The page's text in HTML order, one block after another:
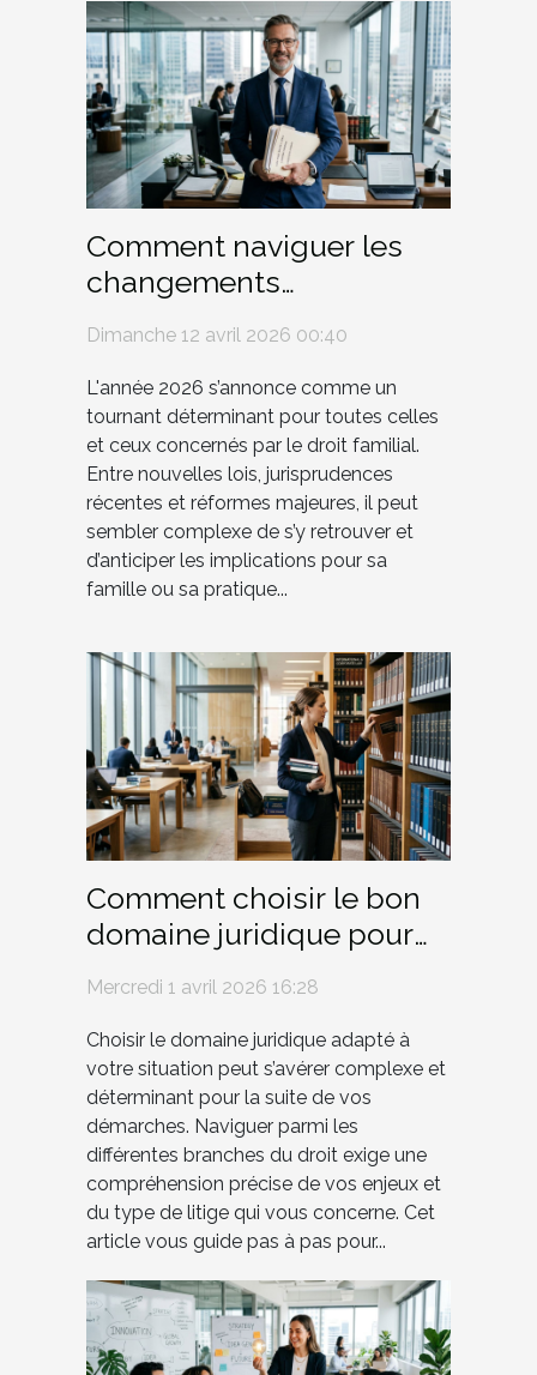
Comment naviguer les
changements
réglementaires en droit
familial en 2026 ?
Dimanche 12 avril 2026 00:40
L'année 2026 s’annonce comme un
tournant déterminant pour toutes celles
et ceux concernés par le droit familial.
Entre nouvelles lois, jurisprudences
récentes et réformes majeures, il peut
sembler complexe de s’y retrouver et
d’anticiper les implications pour sa
famille ou sa pratique...
Comment choisir le bon
domaine juridique pour
votre situation ?
Mercredi 1 avril 2026 16:28
Choisir le domaine juridique adapté à
votre situation peut s’avérer complexe et
déterminant pour la suite de vos
démarches. Naviguer parmi les
différentes branches du droit exige une
compréhension précise de vos enjeux et
du type de litige qui vous concerne. Cet
article vous guide pas à pas pour...